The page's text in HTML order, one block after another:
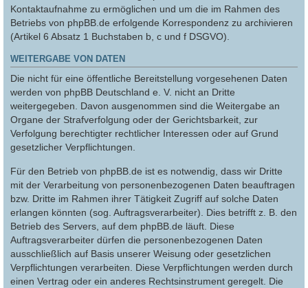
Kontaktaufnahme zu ermöglichen und um die im Rahmen des
Betriebs von phpBB.de erfolgende Korrespondenz zu archivieren
(Artikel 6 Absatz 1 Buchstaben b, c und f DSGVO).
WEITERGABE VON DATEN
Die nicht für eine öffentliche Bereitstellung vorgesehenen Daten
werden von phpBB Deutschland e. V. nicht an Dritte
weitergegeben. Davon ausgenommen sind die Weitergabe an
Organe der Strafverfolgung oder der Gerichtsbarkeit, zur
Verfolgung berechtigter rechtlicher Interessen oder auf Grund
gesetzlicher Verpflichtungen.
Für den Betrieb von phpBB.de ist es notwendig, dass wir Dritte
mit der Verarbeitung von personenbezogenen Daten beauftragen
bzw. Dritte im Rahmen ihrer Tätigkeit Zugriff auf solche Daten
erlangen könnten (sog. Auftragsverarbeiter). Dies betrifft z. B. den
Betrieb des Servers, auf dem phpBB.de läuft. Diese
Auftragsverarbeiter dürfen die personenbezogenen Daten
ausschließlich auf Basis unserer Weisung oder gesetzlichen
Verpflichtungen verarbeiten. Diese Verpflichtungen werden durch
einen Vertrag oder ein anderes Rechtsinstrument geregelt. Die